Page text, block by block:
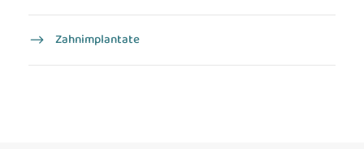
Zahn­implantate